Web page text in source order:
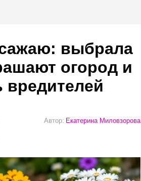
выбрала
огород и
вредителей
Автор: Екатерина Миловзорова